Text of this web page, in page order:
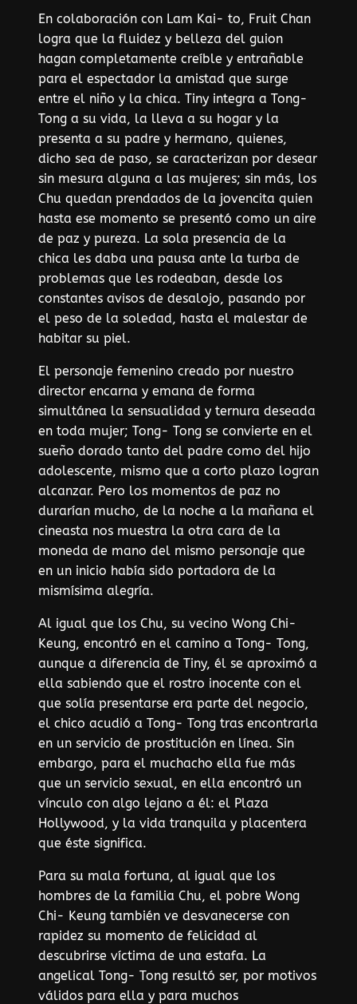
En colaboración con Lam Kai- to, Fruit Chan
logra que la fluidez y belleza del guion
hagan completamente creíble y entrañable
para el espectador la amistad que surge
entre el niño y la chica. Tiny integra a Tong-
Tong a su vida, la lleva a su hogar y la
presenta a su padre y hermano, quienes,
dicho sea de paso, se caracterizan por desear
sin mesura alguna a las mujeres; sin más, los
Chu quedan prendados de la jovencita quien
hasta ese momento se presentó como un aire
de paz y pureza. La sola presencia de la
chica les daba una pausa ante la turba de
problemas que les rodeaban, desde los
constantes avisos de desalojo, pasando por
el peso de la soledad, hasta el malestar de
habitar su piel.
El personaje femenino creado por nuestro
director encarna y emana de forma
simultánea la sensualidad y ternura deseada
en toda mujer; Tong- Tong se convierte en el
sueño dorado tanto del padre como del hijo
adolescente, mismo que a corto plazo logran
alcanzar. Pero los momentos de paz no
durarían mucho, de la noche a la mañana el
cineasta nos muestra la otra cara de la
moneda de mano del mismo personaje que
en un inicio había sido portadora de la
mismísima alegría.
Al igual que los Chu, su vecino Wong Chi-
Keung, encontró en el camino a Tong- Tong,
aunque a diferencia de Tiny, él se aproximó a
ella sabiendo que el rostro inocente con el
que solía presentarse era parte del negocio,
el chico acudió a Tong- Tong tras encontrarla
en un servicio de prostitución en línea. Sin
embargo, para el muchacho ella fue más
que un servicio sexual, en ella encontró un
vínculo con algo lejano a él: el Plaza
Hollywood, y la vida tranquila y placentera
que éste significa.
Para su mala fortuna, al igual que los
hombres de la familia Chu, el pobre Wong
Chi- Keung también ve desvanecerse con
rapidez su momento de felicidad al
descubrirse víctima de una estafa. La
angelical Tong- Tong resultó ser, por motivos
válidos para ella y para muchos